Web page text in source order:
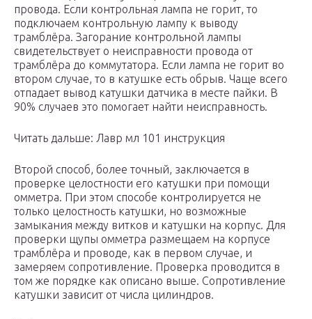
провода. Если контрольная лампа не горит, то
подключаем контрольную лампу к выводу
трамблёра. Загорание контрольной лампы
свидетельствует о неисправности провода от
трамблёра до коммутатора. Если лампа не горит во
втором случае, то в катушке есть обрыв. Чаще всего
отпадает вывод катушки датчика в месте пайки. В
90% случаев это помогает найти неисправность.
Читать дальше: Лавр мл 101 инструкция
Второй способ, более точный, заключается в
проверке целостности его катушки при помощи
омметра. При этом способе контролируется не
только целостность катушки, но возможные
замыкания между витков и катушки на корпус. Для
проверки щупы омметра размещаем на корпусе
трамблёра и проводе, как в первом случае, и
замеряем сопротивление. Проверка проводится в
том же порядке как описано выше. Сопротивление
катушки зависит от числа цилиндров.